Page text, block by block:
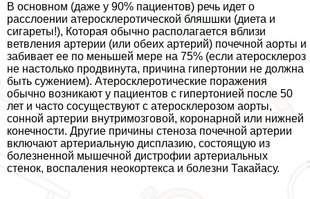
В основном (даже у 90% пациентов) речь идет о
расслоении атеросклеротической бляшшки (диета и
сигареты!), Которая обычно располагается вблизи
ветвления артерии (или обеих артерий) почечной аорты и
забивает ее по меньшей мере на 75% (если атеросклероз
не настолько продвинута, причина гипертонии не должна
быть сужением). Атеросклеротические поражения
обычно возникают у пациентов с гипертонией после 50
лет и часто сосуществуют с атеросклерозом аорты,
сонной артерии внутримозговой, коронарной или нижней
конечности. Другие причины стеноза почечной артерии
включают артериальную дисплазию, состоящую из
болезненной мышечной дистрофии артериальных
стенок, воспаления неокортекса и болезни Такайасу.